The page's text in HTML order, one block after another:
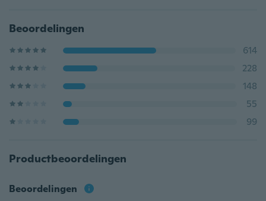
Beoordelingen
614
228
148
55
99
Productbeoordelingen
Beoordelingen